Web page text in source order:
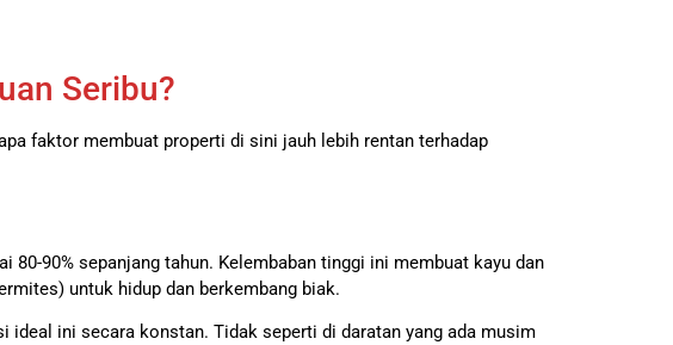
Seribu?
faktor membuat properti di sini jauh lebih rentan terhadap
90% sepanjang tahun. Kelembaban tinggi ini membuat kayu dan
untuk hidup dan berkembang biak.
ideal ini secara konstan. Tidak seperti di daratan yang ada musim